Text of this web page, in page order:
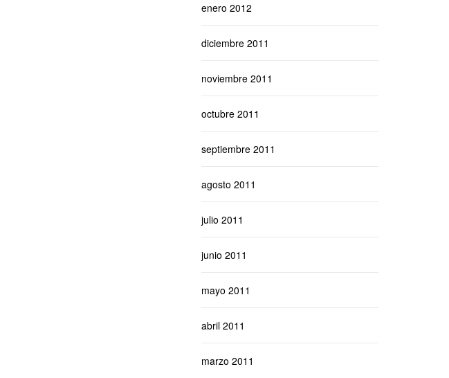
enero 2012
diciembre 2011
noviembre 2011
octubre 2011
septiembre 2011
agosto 2011
julio 2011
junio 2011
mayo 2011
abril 2011
marzo 2011